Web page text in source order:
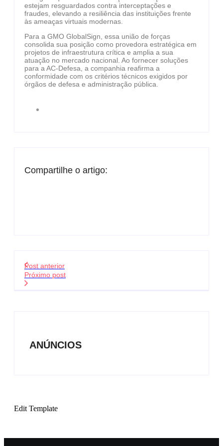
estejam resguardados contra interceptações e
fraudes, elevando a resiliência das instituições frente
às ameaças virtuais modernas.
Para a GMO GlobalSign, essa união de forças
consolida sua posição como provedora estratégica em
projetos de infraestrutura crítica e amplia a sua
atuação no mercado nacional. Ao fornecer soluções
para a AC-Defesa, a companhia reafirma a
conformidade com os critérios técnicos exigidos por
órgãos de defesa e administração pública.
Compartilhe o artigo:
Post anterior
Próximo post
ANÚNCIOS
Edit Template